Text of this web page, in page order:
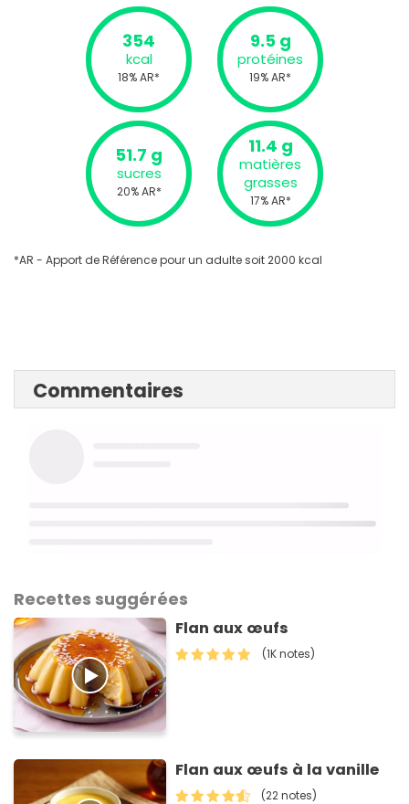
354
kcal
18% AR*
9.5 g
protéines
19% AR*
51.7 g
sucres
20% AR*
11.4 g
matières
grasses
17% AR*
*AR - Apport de Référence pour un adulte soit 2000 kcal
Commentaires
Recettes suggérées
Flan aux œufs
(1K notes)
Flan aux œufs à la vanille
(22 notes)